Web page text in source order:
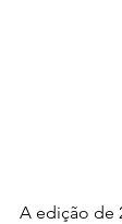
A edição de